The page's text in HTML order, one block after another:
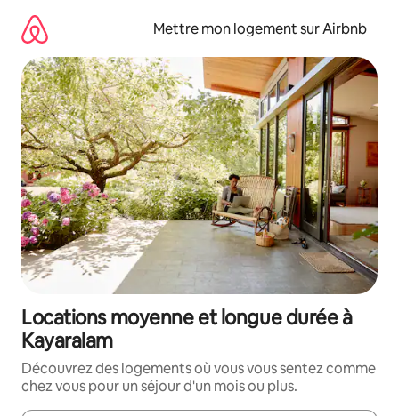
directement
contenu
Mettre mon logement sur Airbnb
Locations moyenne et longue durée à
Kayaralam
Découvrez des logements où vous vous sentez comme
chez vous pour un séjour d'un mois ou plus.